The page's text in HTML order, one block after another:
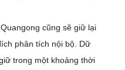
cũng sẽ giữ lại
phân tích nội bộ. Dữ
trong một khoảng thời